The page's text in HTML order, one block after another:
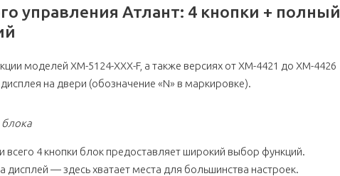
управления Атлант: 4 кнопки + полный
моделей ХМ-5124-ХХХ-F, а также версиях от ХМ-4421 до ХМ-4426
на двери (обозначение «N» в маркировке).
всего 4 кнопки блок предоставляет широкий выбор функций.
дисплей — здесь хватает места для большинства настроек.